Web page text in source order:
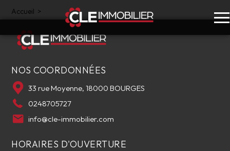
Accueil >
NOS COORDONNÉES
33 rue Moyenne, 18000 BOURGES
0248705727
info@cle-immobilier.com
HORAIRES D'OUVERTURE